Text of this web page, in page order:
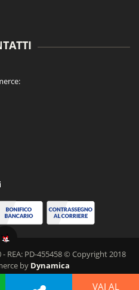
- REA: PD-455458 © Copyright 2018
by Dynamica
VAI AL